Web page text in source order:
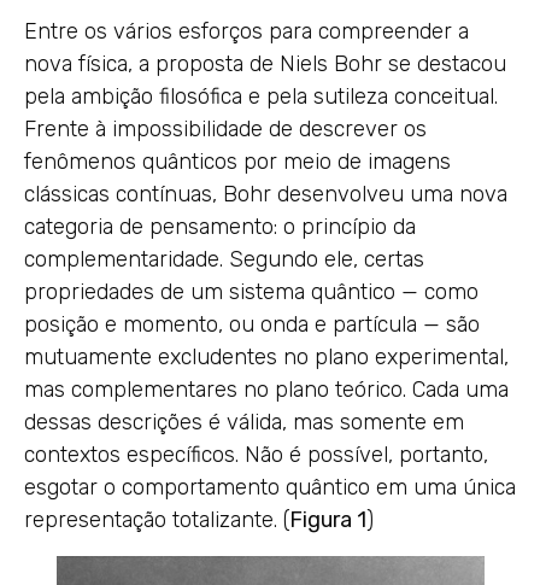
Entre os vários esforços para compreender a
nova física, a proposta de Niels Bohr se destacou
pela ambição filosófica e pela sutileza conceitual.
Frente à impossibilidade de descrever os
fenômenos quânticos por meio de imagens
clássicas contínuas, Bohr desenvolveu uma nova
categoria de pensamento: o princípio da
complementaridade. Segundo ele, certas
propriedades de um sistema quântico — como
posição e momento, ou onda e partícula — são
mutuamente excludentes no plano experimental,
mas complementares no plano teórico. Cada uma
dessas descrições é válida, mas somente em
contextos específicos. Não é possível, portanto,
esgotar o comportamento quântico em uma única
representação totalizante. (Figura 1)